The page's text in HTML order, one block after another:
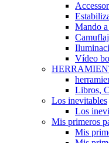
Mando
Vídeo
Libros,
Los inevitables
Los
Mis primeros
Mis